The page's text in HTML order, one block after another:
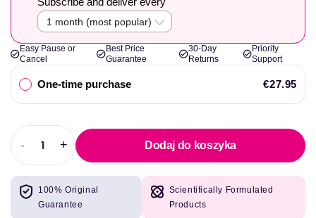
Easy Pause or
Cancel
Best Price
Guarantee
30-Day
Returns
Priority
Support
One-time purchase €27.95
Zmniejszyć
ilość
dla
Dorian
Yates
-
Zwiększyć
ilość
Dorian
Yates
+ Dodaj do koszyka
100% Original
Guarantee
Scientifically Formulated
Products